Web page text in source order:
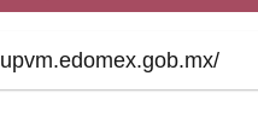
upvm.edomex.gob.mx/